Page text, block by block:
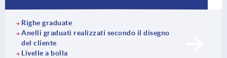
Righe graduate
Anelli graduati realizzati secondo il disegno
del cliente
Livelle a bolla